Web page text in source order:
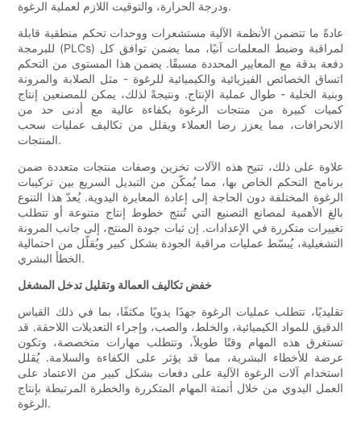
ودرجة الحرارة، والتوقيت اللازم لعملية الرغوة.
عادةً ما تتضمن الأنظمة الآلية مستشعرات ووحدات تحكم منطقية قابلة
للبرمجة (PLCs) لمراقبة وضبط المعلمات آنيًا، مما يضمن توافق كل
دفعة بدقة مع المعايير المحددة مسبقًا. يضمن هذا المستوى من التحكم
اتساق الخصائص الفيزيائية والكيميائية للرغوة - مثل الصلابة والمرونة
وبنية الخلية - طوال عملية الإنتاج. ونتيجةً لذلك، يمكن للمصنعين إنتاج
كميات كبيرة من منتجات الرغوة بكفاءة عالية مع أدنى حد من
الانحرافات، مما يعزز رضا العملاء ويقلل من تكاليف عمليات سحب
المنتجات.
علاوة على ذلك، تتيح هذه الآلات تخزين وصفات منتجات متعددة ضمن
برنامج التحكم الخاص بها، مما يُمكّن من التبديل السريع بين تركيبات
الرغوة المختلفة دون الحاجة إلى إعادة المعايرة اليدوية. يُعدّ هذا التنوع
بالغ الأهمية لمصانع التصنيع التي تُنتج خطوط إنتاج متنوعة أو تتطلب
تغييرات متكررة في الإعدادات. إن ثبات جودة المنتج، إلى جانب المرونة
التشغيلية، يُبسّط عمليات مراقبة الجودة بشكل كبير ويُقلّل من احتمالية
الخطأ البشري.
خفض تكاليف العمالة وتقليل تدخل المشغل
تقليديًا، تتطلب عمليات الرغوة جهدًا يدويًا مكثفًا، بما في ذلك القياس
الدقيق للمواد الكيميائية، والخلط، والصب، وإجراء التعديلات اللاحقة. قد
تستغرق هذه المهام وقتًا طويلاً، وتتطلب مهارات متخصصة، وتكون
عرضة للأخطاء البشرية، مما قد يؤثر على الكفاءة والسلامة. يُقلل
استخدام آلات الرغوة الآلية على دفعات بشكل كبير من الاعتماد على
العمل اليدوي من خلال أتمتة المهام المتكررة والخطرة المرتبطة بإنتاج
الرغوة.